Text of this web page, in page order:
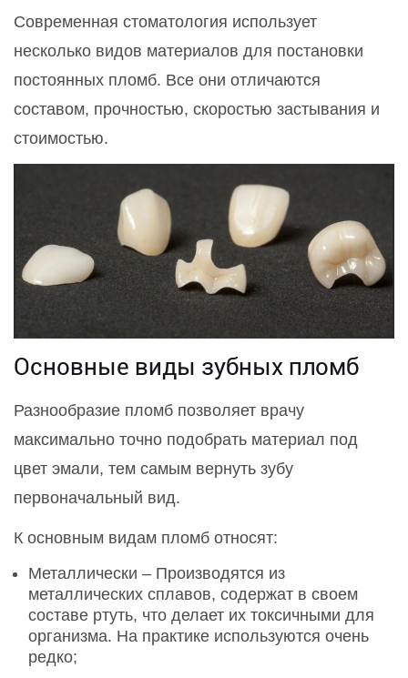
Современная стоматология использует
несколько видов материалов для постановки
постоянных пломб. Все они отличаются
составом, прочностью, скоростью застывания и
стоимостью.
Основные виды зубных пломб
Разнообразие пломб позволяет врачу
максимально точно подобрать материал под
цвет эмали, тем самым вернуть зубу
первоначальный вид.
К основным видам пломб относят:
Металлически – Производятся из
металлических сплавов, содержат в своем
составе ртуть, что делает их токсичными для
организма. На практике используются очень
редко;